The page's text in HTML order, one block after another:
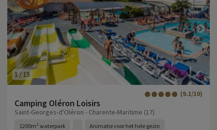
1/15
Camping Oléron Loisirs
(9.1/10)
Saint-Georges-d'Oléron - Charente-Maritime (17)
1200m² waterpark Animatie voor het hele gezin